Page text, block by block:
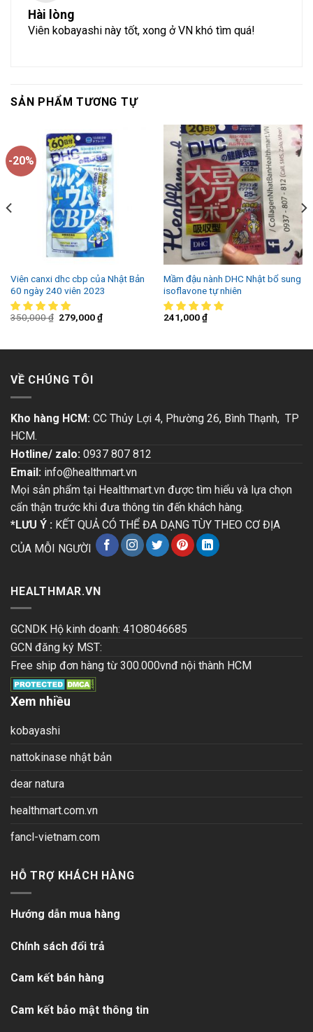
Hài lòng
Viên kobayashi này tốt, xong ở VN khó tìm quá!
SẢN PHẨM TƯƠNG TỰ
-20%
Viên canxi dhc cbp của Nhật Bản
60 ngày 240 viên 2023
350,000₫ 279,000₫
Mầm đậu nành DHC Nhật bổ sung
isoflavone tự nhiên
241,000₫
VỀ CHÚNG TÔI
Kho hàng HCM: CC Thủy Lợi 4, Phường 26, Bình Thạnh, TP
HCM.
Hotline/ zalo: 0937 807 812
Email: info@healthmart.vn
Mọi sản phẩm tại Healthmart.vn được tìm hiểu và lựa chọn
cẩn thận trước khi đưa thông tin đến khách hàng.
*LƯU Ý : KẾT QUẢ CÓ THỂ ĐA DẠNG TÙY THEO CƠ ĐỊA
CỦA MỖI NGƯỜI
HEALTHMAR.VN
GCNDK Hộ kinh doanh: 41O8046685
GCN đăng ký MST:
Free ship đơn hàng từ 300.000vnđ nội thành HCM
Xem nhiều
kobayashi
nattokinase nhật bản
dear natura
healthmart.com.vn
fancl-vietnam.com
HỖ TRỢ KHÁCH HÀNG
Hướng dẫn mua hàng
Chính sách đổi trả
Cam kết bán hàng
Cam kết bảo mật thông tin